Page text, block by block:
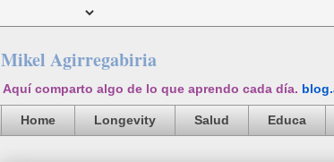
Mikel Agirregabiria
Aquí comparto algo de lo que aprendo cada día.
Home Longevity Salud Educa